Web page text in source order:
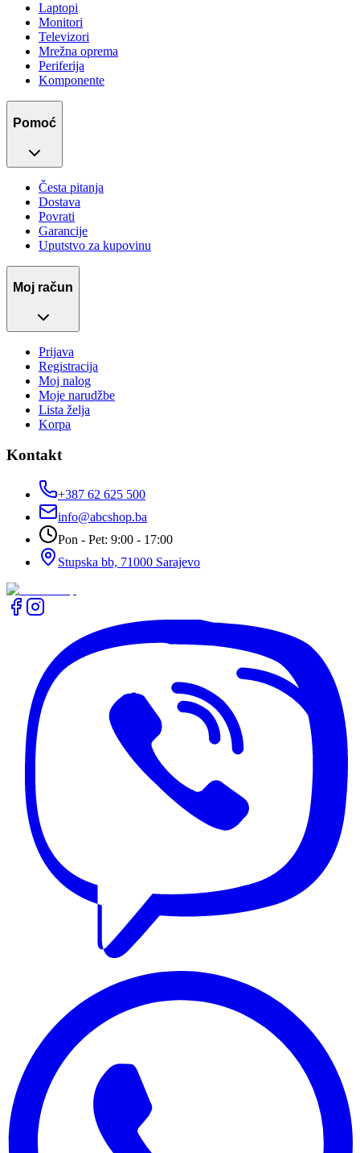
Laptopi
Monitori
Televizori
Mrežna oprema
Periferija
Komponente
Pomoć
Česta pitanja
Dostava
Povrati
Garancije
Uputstvo za kupovinu
Moj račun
Prijava
Registracija
Moj nalog
Moje narudžbe
Lista želja
Korpa
Kontakt
+387 62 625 500
info@abcshop.ba
Pon - Pet: 9:00 - 17:00
Stupska bb, 71000 Sarajevo